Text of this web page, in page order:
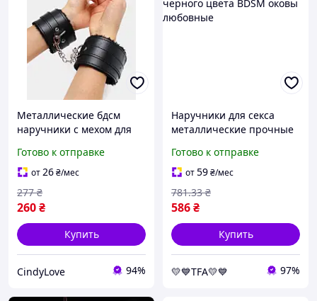
Металлические бдсм
наручники с мехом для
ролевых игр пушистые
наручники с ключиками
черный
Готово к отправке
от26₴/мес
260₴
277 ₴
Купить
CindyLove 94%
Наручники для секса
металлические прочные
черного цвета BDSM
оковы любовные
Готово к отправке
от59₴/мес
586₴
781.33 ₴
Купить
💛💙TFA💛💙 97%